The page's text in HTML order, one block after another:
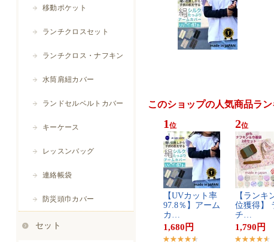
このショップの人気商品ラ
1 位
【​U​V​カ​ッ​ト​率​
9​7​.​8​％​】​ア​ー​ム​
カ​…
1,680 円
2位
【​ラ​ン​キ​
位​獲​得​】​
チ​…
1,790 円